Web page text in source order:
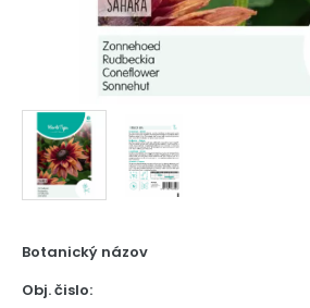
Botanický názov
Obj. čislo: